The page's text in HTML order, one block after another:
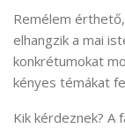
Remélem
elhangzik a mai
konkrétumokat
kényes témákat
Kik kérdeznek? A